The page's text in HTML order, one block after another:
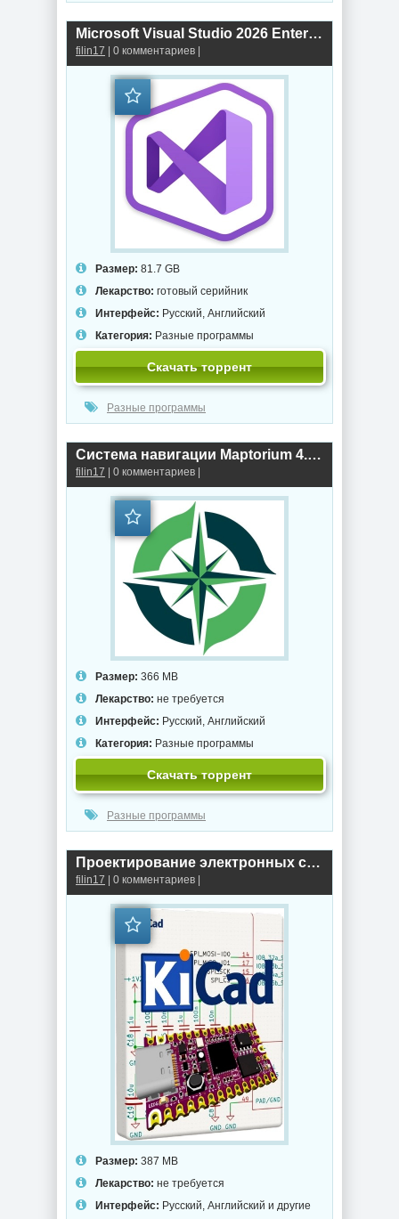
Microsoft Visual Studio 2026 Enterprise 18.8.0 (Offline Cache)
filin17 | 0 комментариев |
Размер: 81.7 GB
Лекарство: готовый серийник
Интерфейс: Русский, Английский
Категория: Разные программы
Скачать торрент
Разные программы
Система навигации Maptorium 4.1.2
filin17 | 0 комментариев |
Размер: 366 MB
Лекарство: не требуется
Интерфейс: Русский, Английский
Категория: Разные программы
Скачать торрент
Разные программы
Проектирование электронных схем KiCad 10.0.5 by 7997
filin17 | 0 комментариев |
Размер: 387 MB
Лекарство: не требуется
Интерфейс: Русский, Английский и другие